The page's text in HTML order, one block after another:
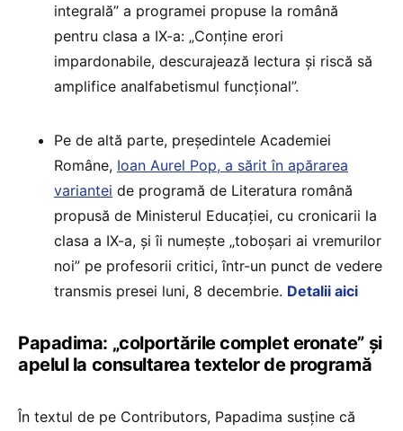
integrală” a programei propuse la română
pentru clasa a IX-a: „Conține erori
impardonabile, descurajează lectura și riscă să
amplifice analfabetismul funcțional”.
Pe de altă parte, președintele Academiei
Române, Ioan Aurel Pop, a sărit în apărarea
variantei de programă de Literatura română
propusă de Ministerul Educației, cu cronicarii la
clasa a IX-a, și îi numește „toboșari ai vremurilor
noi” pe profesorii critici, într-un punct de vedere
transmis presei luni, 8 decembrie. Detalii aici
Papadima: „colportările complet eronate” și
apelul la consultarea textelor de programă
În textul de pe Contributors, Papadima susține că